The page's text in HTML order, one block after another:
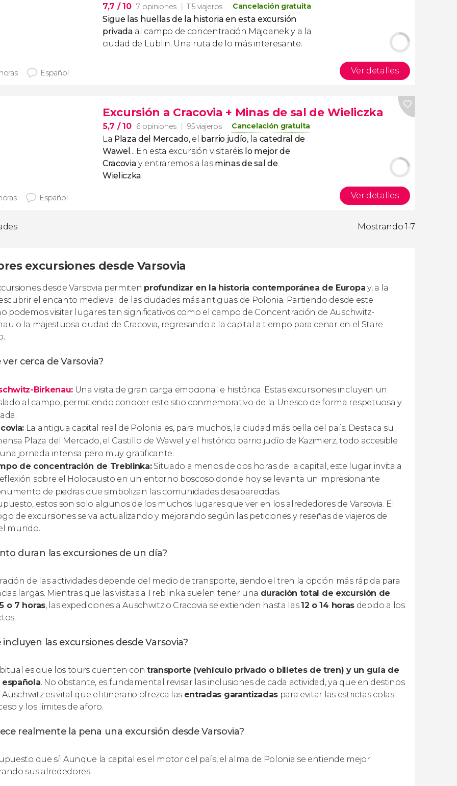
7,7 / 10 7 opiniones 115 viajeros Cancelación gratuita
Sigue las huellas de la historia en esta excursión
privada al campo de concentración Majdanek y a la
ciudad de Lublin. Una ruta de lo más interesante.
Español Ver detalles
Excursión a Cracovia + Minas de sal de Wieliczka
5,7 / 10 6 opiniones 95 viajeros Cancelación gratuita
La Plaza del Mercado, el barrio judío, la catedral de
Wawel ... En esta excursión visitaréis lo mejor de
Cracovia y entraremos a las minas de sal de
Wieliczka.
Español Ver detalles
Mostrando 1-7
excursiones desde Varsovia
desde Varsovia permiten profundizar en la historia contemporánea de Europa y, a la
el encanto medieval de las ciudades más antiguas de Polonia. Partiendo desde este
podemos visitar lugares tan significativos como el campo de Concentración de Auschwitz-
o la majestuosa ciudad de Cracovia, regresando a la capital a tiempo para cenar en el Stare
ver cerca de Varsovia?
Birkenau:Una visita de gran carga emocional e histórica. Estas excursiones incluyen un
al campo, permitiendo conocer este sitio conmemorativo de la Unesco de forma respetuosa y
La antigua capital real de Polonia es, para muchos, la ciudad más bella del país. Destaca su
Plaza del Mercado, el Castillo de Wawel y el histórico barrio judío de Kazimierz, todo accesible
jornada intensa pero muy gratificante.
de concentración de Treblinka:Situado a menos de dos horas de la capital, este lugar invita a
sobre el Holocausto en un entorno boscoso donde hoy se levanta un impresionante
de piedras que simbolizan las comunidades desaparecidas.
estos son solo algunos de los muchos lugares que ver en los alrededores de Varsovia. El
de excursiones se va actualizando y mejorando según las peticiones y reseñas de viajeros de
mundo.
duran las excursiones de un día?
de las actividades depende del medio de transporte, siendo el tren la opción más rápida para
largas. Mientras que las visitas a Treblinka suelen tener una duración total de excursión de
o 7 horas, las expediciones a Auschwitz o Cracovia se extienden hasta las12 o 14 horasdebido a los
incluyen las excursiones desde Varsovia?
es que los tours cuenten con transporte (vehículo privado o billetes de tren) y un guía de
española. No obstante, es fundamental revisar las inclusiones de cada actividad, ya que en destinos
es vital que el itinerario ofrezca las entradas garantizadas para evitar las estrictas colas
y los límites de aforo.
realmente la pena una excursión desde Varsovia?
que sí! Aunque la capital es el motor del país, el alma de Polonia se entiende mejor
sus alrededores.